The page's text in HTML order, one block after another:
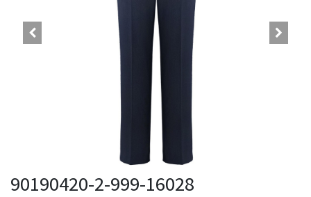
90190420-2-999-16028